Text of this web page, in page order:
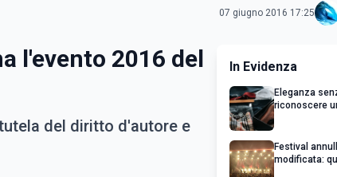
07 giugno 2016 17:25
l'evento 2016 del
del diritto d'autore e
In Evidenza
Eleganza
riconoscere
Festival
modificata: